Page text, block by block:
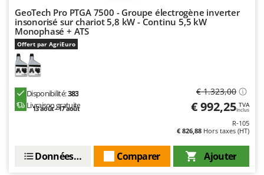
Stiga
Stocker
Sunseeker
T
Tecla
TecnoGen
Tellarini Pompe
GeoTech Pro PTGA 7500 - Groupe électrogène inverter
insonorisé sur chariot 5,8 kW - Continu 5,5 kW
Monophasé + ATS
Offert par AgriEuro
Disponibilité:383
Livraison gratuite
13 août - 17 août
€ 1.323,00
€ 992,25 TVA
Inclus
R-105
€ 826,88 Hors taxes (HT)
Ajouter
Comparer
Données techniques